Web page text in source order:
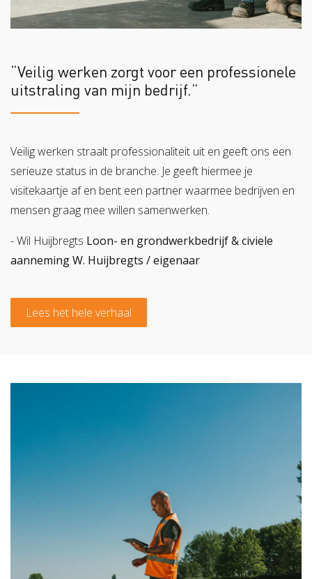
“Veilig werken zorgt voor een professionele
uitstraling van mijn bedrijf.”
Veilig werken straalt professionaliteit uit en geeft ons een
serieuze status in de branche. Je geeft hiermee je
visitekaartje af en bent een partner waarmee bedrijven en
mensen graag mee willen samenwerken.
- Wil Huijbregts Loon- en grondwerkbedrijf & civiele
aanneming W. Huijbregts / eigenaar
Lees het hele verhaal